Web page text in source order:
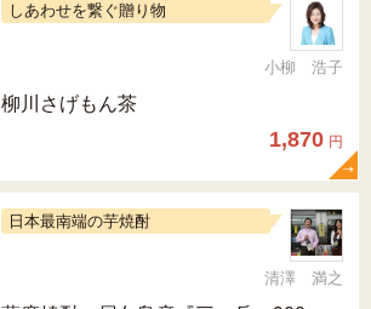
しあわせを繋ぐ贈り物
小柳 浩子
柳川さげもん茶
1,870 円
日本最南端の芋焼酎
清澤 満之